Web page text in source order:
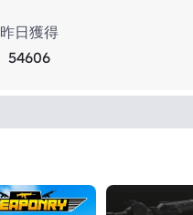
昨日獲得
54606